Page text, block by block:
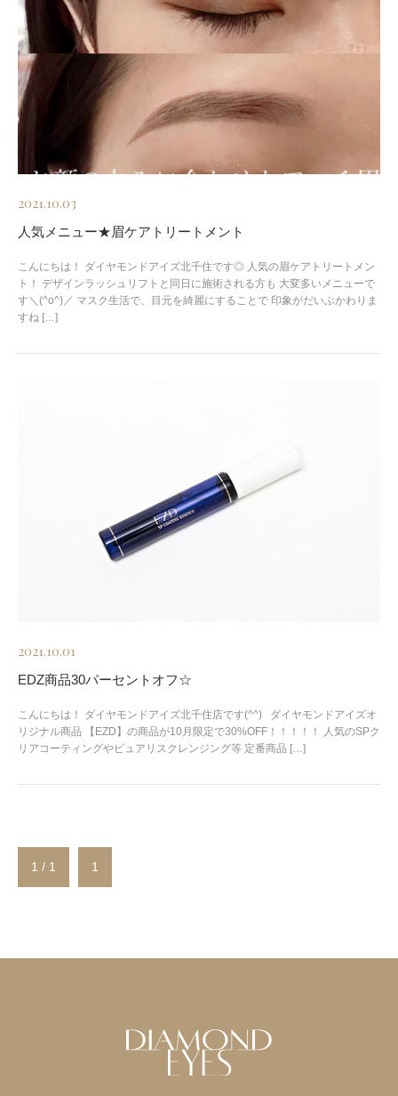
2021.10.03
人気メニュー★眉ケアトリートメント
こんにちは！ ダイヤモンドアイズ北千住です◎ 人気の眉ケアトリートメン
ト！ デザインラッシュリフトと同日に施術される方も 大変多いメニューで
す＼(^o^)／ マスク生活で、目元を綺麗にすることで 印象がだいぶかわりま
すね […]
2021.10.01
EDZ商品30パーセントオフ☆
こんにちは！ ダイヤモンドアイズ北千住店です(^^) ダイヤモンドアイズオ
リジナル商品 【EZD】の商品が10月限定で30%OFF！！！！！ 人気のSPク
リアコーティングやピュアリスクレンジング等 定番商品 […]
1 / 1 1